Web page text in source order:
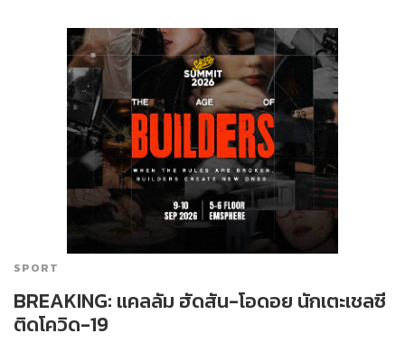
SPORT
BREAKING: แคลลัม ฮัดสัน-โอดอย นักเตะเชลซี
ติดโควิด-19